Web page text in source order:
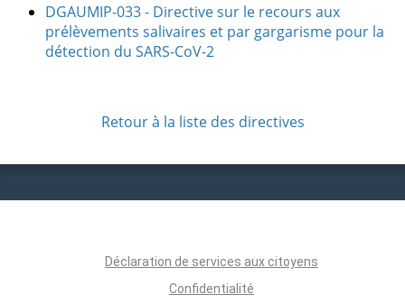
DGAUMIP-033 - Directive sur le recours aux
prélèvements salivaires et par gargarisme pour la
détection du SARS-CoV-2
Retour à la liste des directives
Déclaration de services aux citoyens
Confidentialité